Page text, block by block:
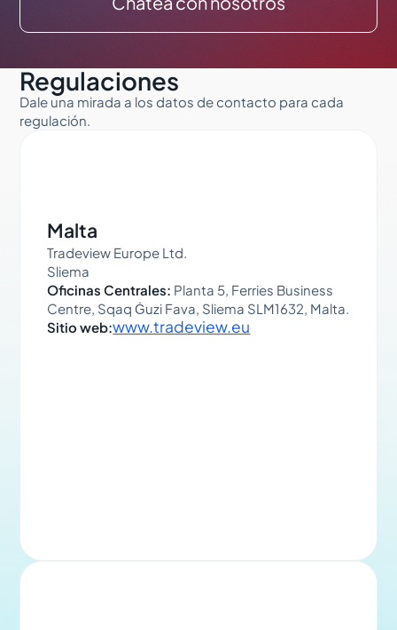
Regulaciones
Dale una mirada a los datos de contacto para cada
regulación.
Malta
Tradeview Europe Ltd.
Sliema
Oficinas Centrales: Planta 5, Ferries Business
Centre, Sqaq Ġuzi Fava, Sliema SLM1632, Malta.
Sitio web:www.tradeview.eu